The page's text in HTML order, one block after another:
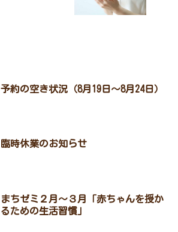
予約の空き状況（8月19日～8月24日）
臨時休業のお知らせ
まちゼミ２月～３月「赤ちゃんを授か
るための生活習慣」